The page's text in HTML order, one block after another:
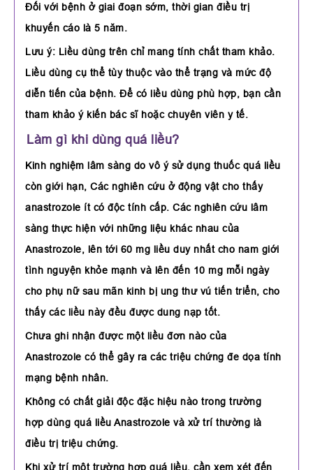
Đối với bệnh ở giai đoạn sớm, thời gian điều trị
khuyến cáo là 5 năm.
Lưu ý: Liều dùng trên chỉ mang tính chất tham khảo.
Liều dùng cụ thể tùy thuộc vào thể trạng và mức độ
diễn tiến của bệnh. Để có liều dùng phù hợp, bạn cần
tham khảo ý kiến bác sĩ hoặc chuyên viên y tế.
Làm gì khi dùng quá liều?
Kinh nghiệm lâm sàng do vô ý sử dụng thuốc quá liều
còn giới hạn, Các nghiên cứu ở động vật cho thấy
anastrozole ít có độc tính cấp. Các nghiên cứu lâm
sàng thực hiện với những liệu khác nhau của
Anastrozole, lên tới 60 mg liều duy nhất cho nam giới
tình nguyện khỏe mạnh và lên đến 10 mg mỗi ngày
cho phụ nữ sau mãn kinh bị ung thư vú tiến triển, cho
thấy các liều này đều được dung nạp tốt.
Chưa ghi nhận được một liều đơn nào của
Anastrozole có thể gây ra các triệu chứng đe dọa tính
mạng bệnh nhân.
Không có chất giải độc đặc hiệu nào trong trường
hợp dùng quá liều Anastrozole và xử trí thường là
điều trị triệu chứng.
Khi xử trí một trường hợp quá liều, cần xem xét đến